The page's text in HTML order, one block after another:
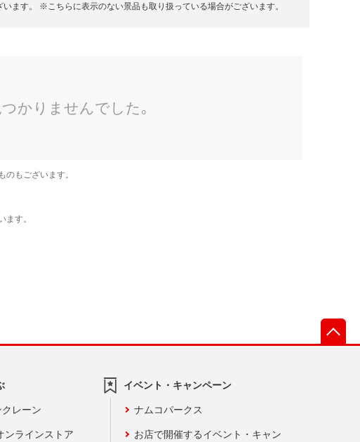
ます。
※こちらに表示のない景品も取り扱っている場合がございます。
レーン
ンラインストア
イベント・キャンペーン
ナムコパークス
お店で開催するイベント・キャン